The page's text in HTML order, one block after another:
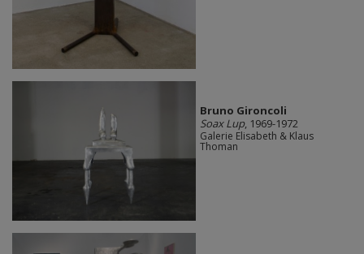
Bruno Gironcoli
Soax Lup, 1969-1972
Galerie Elisabeth & Klaus
Thoman